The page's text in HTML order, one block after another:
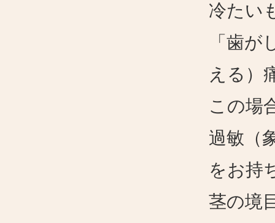
冷たい
「歯
える）
この場
過敏（
をお持
茎の境